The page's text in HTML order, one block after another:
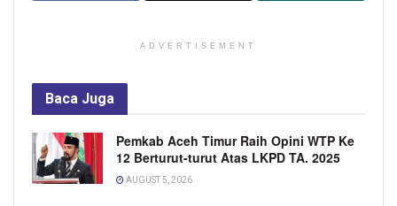
ADVERTISEMENT
Baca Juga
Pemkab Aceh Timur Raih Opini WTP Ke
12 Berturut-turut Atas LKPD TA. 2025
AUGUST 5, 2026